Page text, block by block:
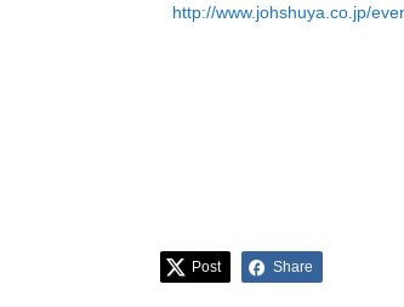
http://www.johshuya.co.jp/
Post Share